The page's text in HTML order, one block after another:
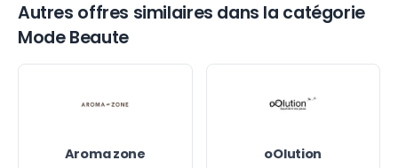
Autres offres similaires dans la catégorie
Mode Beaute
Aroma zone oOlution